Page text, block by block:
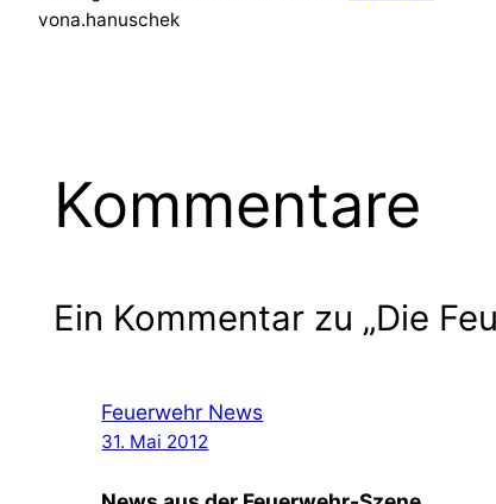
vona.hanuschek
Kommentare
Ein Kommentar zu „Die
Feuerwehr News
31. Mai 2012